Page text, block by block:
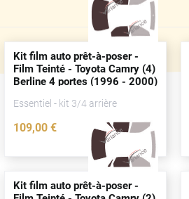
Kit film auto prêt-à-poser -
Film Teinté - Toyota Camry (4)
Berline 4 portes(1996 - 2000)
Essentiel - kit 3/4 arrière
109,00 €
2403-TOY
Kit film auto prêt-à-poser -